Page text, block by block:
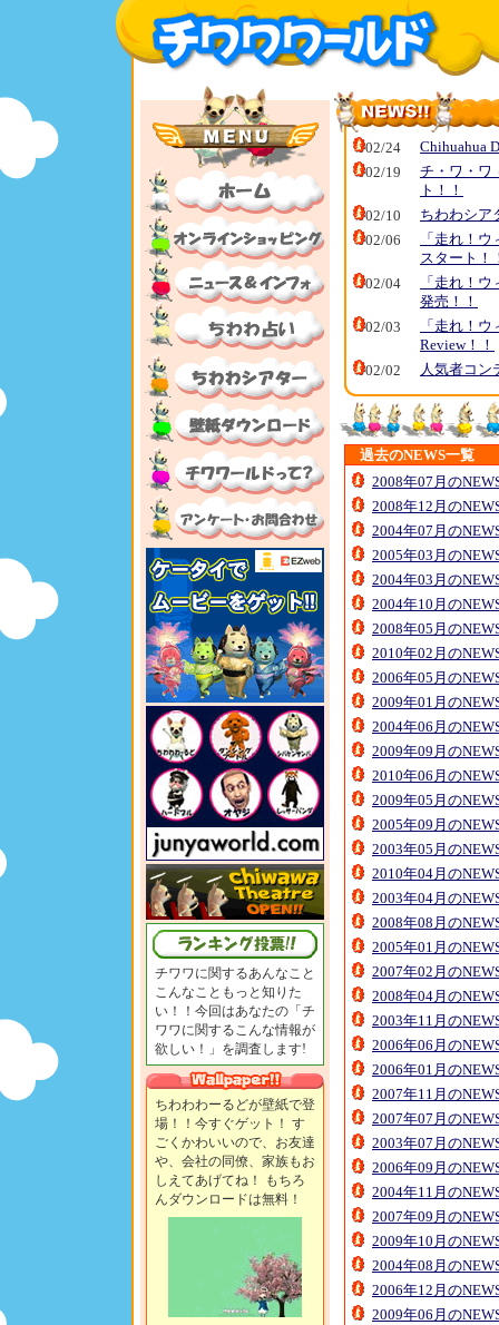
チワワに関するあんなこと
こんなこともっと知りた
い！！今回はあなたの「チ
ワワに関するこんな情報が
欲しい！」を調査します!
ちわわわーるどが壁紙で登
場！！今すぐゲット！ す
ごくかわいいので、お友達
や、会社の同僚、家族もお
しえてあげてね！ もちろ
んダウンロードは無料！
02/24
Chihuahua
02/19
チ・ワ・ワ
ト！！
02/10
ちわわシア
02/06
「走れ！
スタート！
02/04
「走れ！
発売！！
02/03
「走れ！
Review！！
02/02
人気者コン
過去のNEWS一覧
2008年07月の
2008年12月の
2004年07月の
2005年03月の
2004年03月の
2004年10月の
2008年05月の
2010年02月の
2006年05月の
2009年01月の
2004年06月の
2009年09月の
2010年06月の
2009年05月の
2005年09月の
2003年05月の
2010年04月の
2003年04月の
2008年08月の
2005年01月の
2007年02月の
2008年04月の
2003年11月の
2006年06月の
2006年01月の
2007年11月の
2007年07月の
2003年07月の
2006年09月の
2004年11月の
2007年09月の
2009年10月の
2004年08月の
2006年12月の
2009年06月の